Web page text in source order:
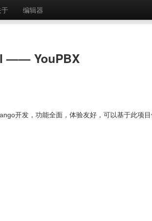
于 编辑器
—— YouPBX
开发，功能全面，体验友好，可以基于此项